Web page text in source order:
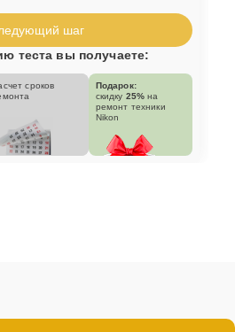
шаг
теста вы получаете:
сроков
Подарок:
скидку 25% на
ремонт техники
Nikon